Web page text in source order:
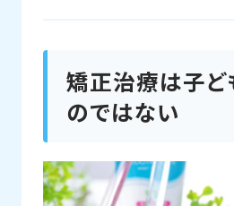
矯正治療は子ど
のではない